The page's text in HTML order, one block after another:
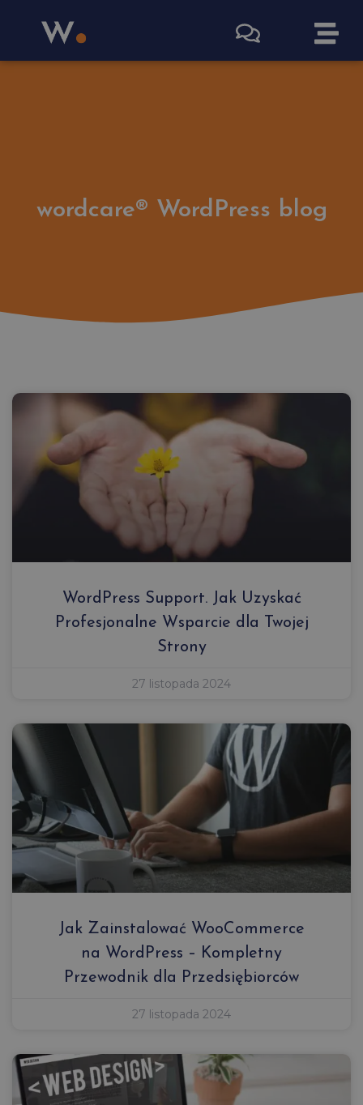
wordcare® WordPress blog
WordPress Support. Jak Uzyskać
Profesjonalne Wsparcie dla Twojej
Strony
27 listopada 2024
Jak Zainstalować WooCommerce
na WordPress – Kompletny
Przewodnik dla Przedsiębiorców
27 listopada 2024